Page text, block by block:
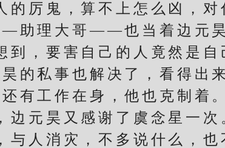
厉鬼，算不上怎么凶，对
理大哥——也当着边元昊
，要害自己的人竟然是自
私事也解决了，看得出
有工作在身，他也克制着。
元昊又感谢了虞念星一次
人消灾，不多说什么，也